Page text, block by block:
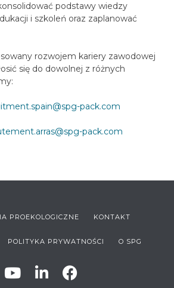
podstawy wiedzy
i szkoleń oraz zaplanować
rozwojem kariery zawodowej
się do dowolnej z różnych
pack.com
pack.com
PROEKOLOGICZNE KONTAKT
POLITYKA PRYWATNOŚCI O SPG